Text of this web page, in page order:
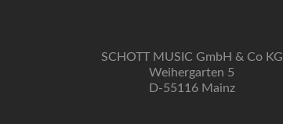
SCHOTT MUSIC GmbH & Co KG
Weihergarten 5
D-55116 Mainz